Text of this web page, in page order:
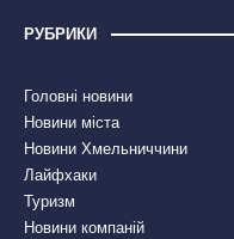
РУБРИКИ
Головні новини
Новини міста
Новини Хмельниччини
Лайфхаки
Туризм
Новини компаній